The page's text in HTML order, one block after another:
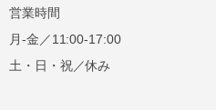
営業時間
月-金／11:00-17:00
土・日・祝／休み